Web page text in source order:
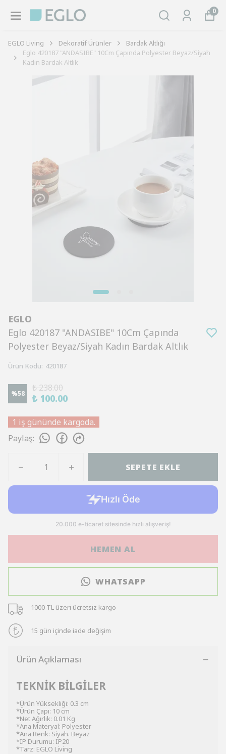
0
EGLO Living Dekoratif Ürünler
Bardak Altlığı
Eglo 420187 "ANDASIBE" 10Cm Çapında Polyester Beyaz/Siyah
Kadın Bardak Altlık
EGLO
Eglo 420187 "ANDASIBE" 10Cm Çapında
Polyester Beyaz/Siyah Kadın Bardak Altlık
Ürün Kodu: 420187
%58
₺ 238.00
₺ 100.00
1 iş gününde kargoda.
Paylaş:
SEPETE EKLE
HEMEN AL
WHATSAPP
1000 TL üzeri ücretsiz kargo
15 gün içinde iade değişim
Ürün Açıklaması
TEKNİK BİLGİLER
*Ürün Yüksekliği: 0.3 cm
*Ürün Çapı: 10 cm
*Net Ağırlık: 0.01 Kg
*Ana Materyal: Polyester
*Ana Renk: Siyah. Beyaz
*IP Durumu: IP20
*Tarz: EGLO Living